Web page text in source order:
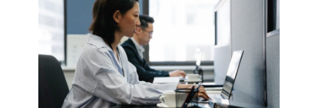
КАКИЕ
3
ЗАДАЧИ
ЕМУ
МОЖНО
ПОРУЧИТЬ